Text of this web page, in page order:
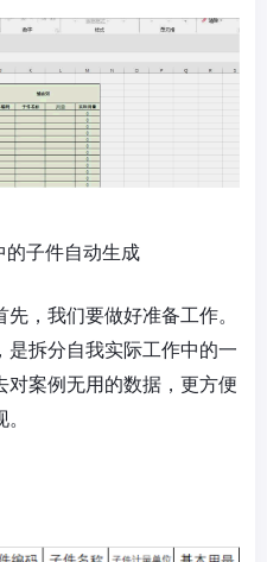
的子件自动生成
，我们要做好准备工作。
拆分自我实际工作中的一
案例无用的数据，更方便